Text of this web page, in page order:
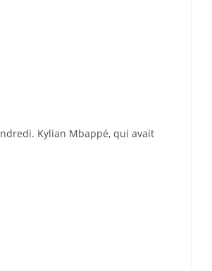
Kylian Mbappé, qui avait